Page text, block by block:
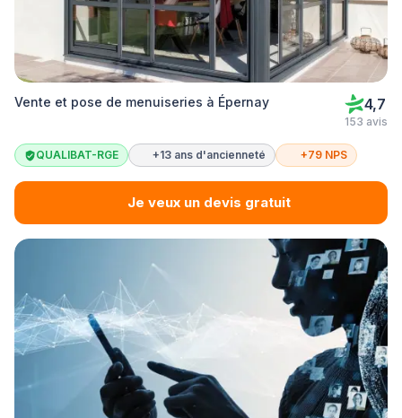
Vente et pose de menuiseries à Épernay 4,7
153 avis
QUALIBAT-RGE +13 ans d'ancienneté +79 NPS
Je veux un devis gratuit